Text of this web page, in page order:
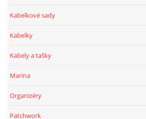
Kabelkové sady
Kabelky
Kabely a tašky
Marina
Organizéry
Patchwork